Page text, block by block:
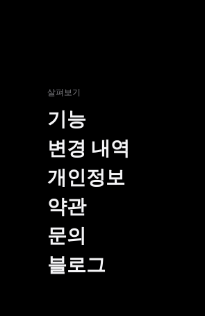
살펴보기
기능
변경 내역
개인정보
약관
문의
블로그